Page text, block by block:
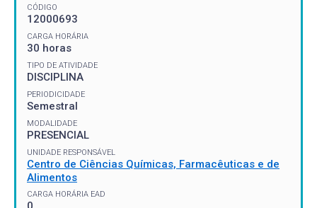
CÓDIGO
12000693
CARGA HORÁRIA
30 horas
TIPO DE ATIVIDADE
DISCIPLINA
PERIODICIDADE
Semestral
MODALIDADE
PRESENCIAL
UNIDADE RESPONSÁVEL
Centro de Ciências Químicas, Farmacêuticas e de
Alimentos
CARGA HORÁRIA EAD